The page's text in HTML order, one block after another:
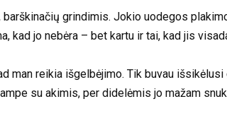
grindimis. Jokio uodegos
kad jo nebėra – bet kartu ir tai, kad jis
man reikia išgelbėjimo. Tik buvau
su akimis, per didelėmis jo mažam